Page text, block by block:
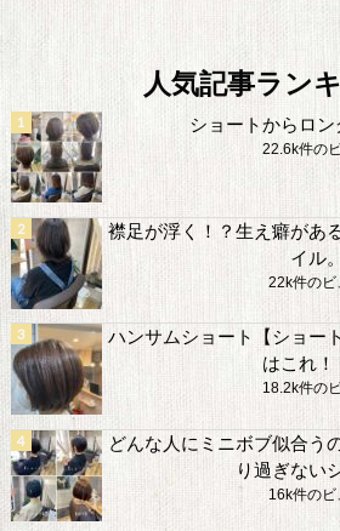
人気記事ラン
ショートからロン
22.6k件の
襟足が浮く！？生え癖があ
イル。
22k件のビ
ハンサムショート【ショー
はこれ！
18.2k件の
どんな人にミニボブ似合う
り過ぎない
16k件のビ